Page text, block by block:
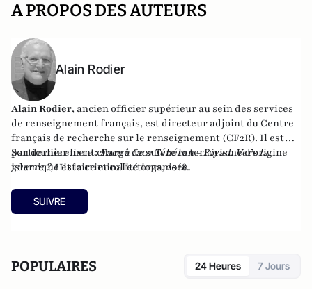
A PROPOS DES AUTEURS
Alain Rodier
Alain Rodier, ancien officier supérieur au sein des services
de renseignement français, est directeur adjoint du Centre
français de recherche sur le renseignement (CF2R). Il est
particulièrement chargé de suivre le terrorisme d’origine
islamique et la criminalité organisée.
Son dernier livre :Face à face Téhéran - Riyad. Vers la
guerre ?, Histoire et collections, 2018.
SUIVRE
POPULAIRES 24 Heures 7 Jours